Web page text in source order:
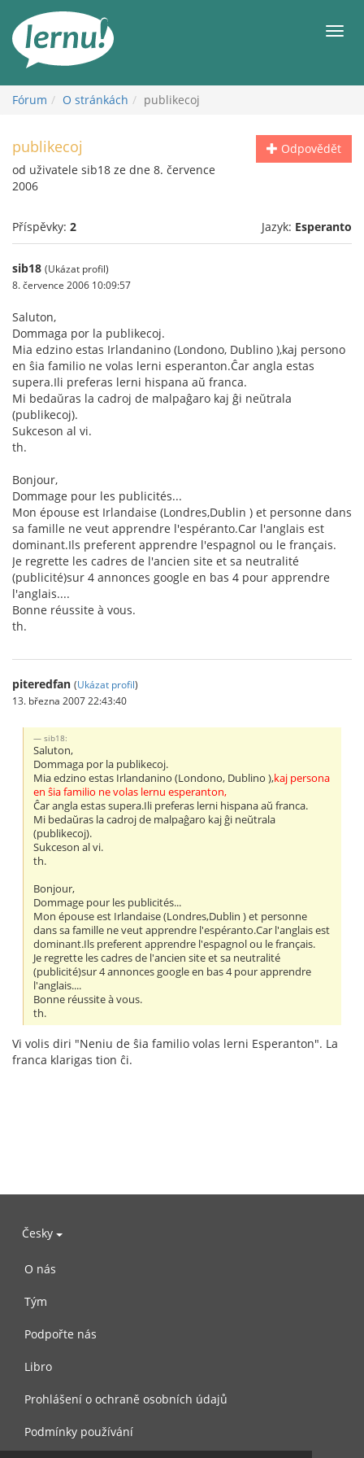
obsahu
Fórum O stránkách publikecoj
Odpovědět
publikecoj
od uživatele sib18 ze dne 8. července
2006
Příspěvky: 2 Jazyk: Esperanto
sib18 (Ukázat profil)
8. července 2006 10:09:57
Saluton,
Dommaga por la publikecoj.
Mia edzino estas Irlandanino (Londono, Dublino ),kaj persono
en ŝia familio ne volas lerni esperanton.Ĉar angla estas
supera.Ili preferas lerni hispana aŭ franca.
Mi bedaŭras la cadroj de malpaĝaro kaj ĝi neŭtrala
(publikecoj).
Sukceson al vi.
th.
Bonjour,
Dommage pour les publicités...
Mon épouse est Irlandaise (Londres,Dublin ) et personne dans
sa famille ne veut apprendre l'espéranto.Car l'anglais est
dominant.Ils preferent apprendre l'espagnol ou le français.
Je regrette les cadres de l'ancien site et sa neutralité
(publicité)sur 4 annonces google en bas 4 pour apprendre
l'anglais....
Bonne réussite à vous.
th.
piteredfan (Ukázat profil)
13. března 2007 22:43:40
sib18:
Saluton,
Dommaga por la publikecoj.
Mia edzino estas Irlandanino (Londono, Dublino ),kaj persona
en ŝia familio ne volas lernu esperanton,
Ĉar angla estas supera.Ili preferas lerni hispana aŭ franca.
Mi bedaŭras la cadroj de malpaĝaro kaj ĝi neŭtrala
(publikecoj).
Sukceson al vi.
th.
Bonjour,
Dommage pour les publicités...
Mon épouse est Irlandaise (Londres,Dublin ) et personne
dans sa famille ne veut apprendre l'espéranto.Car l'anglais est
dominant.Ils preferent apprendre l'espagnol ou le français.
Je regrette les cadres de l'ancien site et sa neutralité
(publicité)sur 4 annonces google en bas 4 pour apprendre
l'anglais....
Bonne réussite à vous.
th.
Vi volis diri "Neniu de ŝia familio volas lerni Esperanton". La
franca klarigas tion ĉi.
Česky
O nás
Tým
Podpořte nás
Libro
Prohlášení o ochraně osobních údajů
Podmínky používání